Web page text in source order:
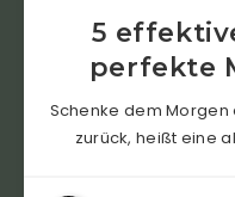
5
perfekte
Schenke dem Morgen
zurück, heißt eine